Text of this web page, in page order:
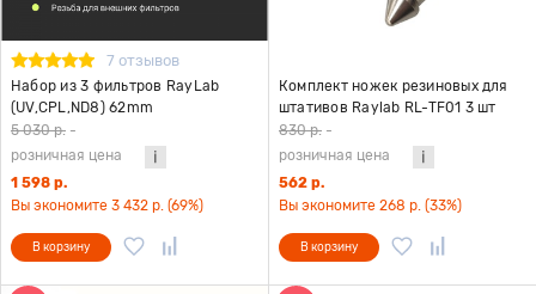
7 отзывов
Набор из 3 фильтров RayLab
(UV,CPL,ND8) 62mm
5 030 р. -
розничная цена
1 598 р.
Вы экономите 3 432 р. (69%)
В корзину
Комплект ножек резиновых для
штативов Raylab RL-TF01 3 шт
830 р. -
розничная цена
562 р.
Вы экономите 268 р. (33%)
В корзину